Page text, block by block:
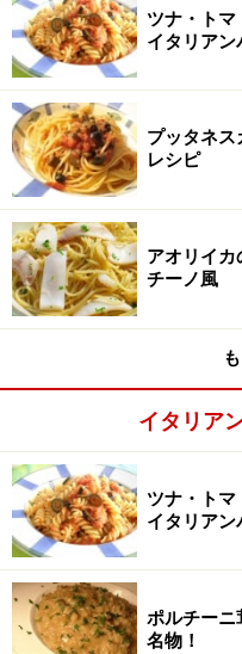
2
ほうれん草をみじん
ぎゅっと絞り出し、みじ
ツナ・ト
イタリアン
プッタネ
レシピ
アオリイ
チーノ風
イタリア
ツナ・ト
イタリアン
ポルチー
名物！